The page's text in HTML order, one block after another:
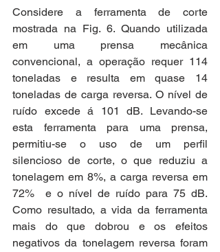
Considere a ferramenta de corte
mostrada na Fig. 6. Quando utilizada
em uma prensa mecânica
convencional, a operação requer 114
toneladas e resulta em quase 14
toneladas de carga reversa. O nível de
ruído excede á 101 dB. Levando-se
esta ferramenta para uma prensa,
permitiu-se o uso de um perfil
silencioso de corte, o que reduziu a
tonelagem em 8%, a carga reversa em
72%  e o nível de ruído para 75 dB.
Como resultado, a vida da ferramenta
mais do que dobrou e os efeitos
negativos da tonelagem reversa foram